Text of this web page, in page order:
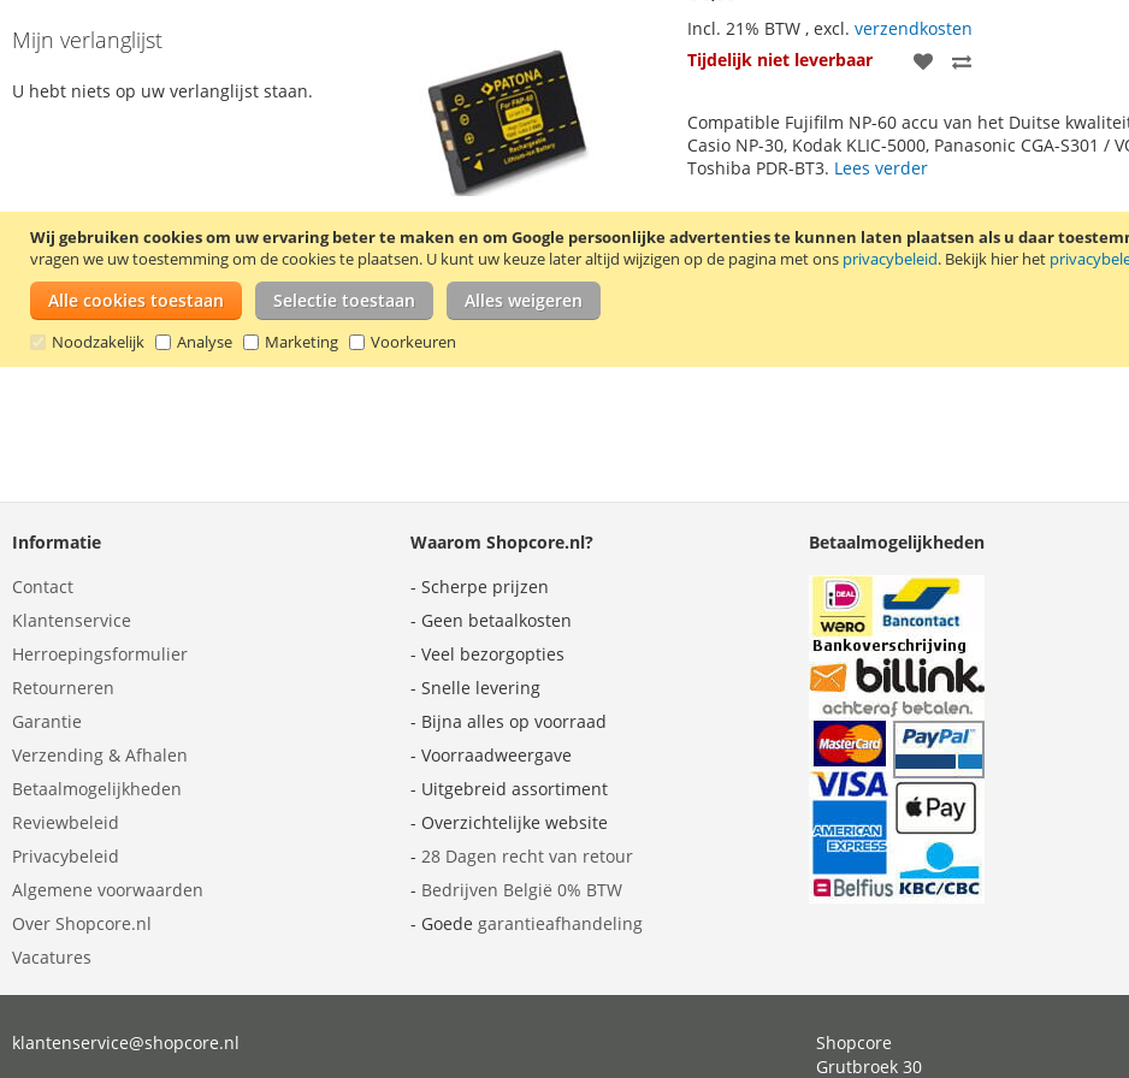
Wij gebruiken cookies om uw ervaring beter te maken en om Google persoonlijke advertenties te kunnen laten plaatsen als u daar
vragen we uw toestemming om de cookies te plaatsen. U kunt uw keuze later altijd wijzigen op de pagina met ons privacybeleid. Bekijk hier het
Alle cookies toestaan Selectie toestaan Alles weigeren
Noodzakelijk Analyse Marketing Voorkeuren
Incl. 21% BTW , excl. verzendkosten
Tijdelijk niet leverbaar
VOEG
AANTE
Compatible Fujifilm NP-60 accu van het Duitse
Casio NP-30, Kodak KLIC-5000, Panasonic CGA-S301 /
Toshiba PDR-BT3. Lees verder
Mijn verlanglijst
U hebt niets op uw verlanglijst staan.
Informatie
Contact
Klantenservice
Herroepingsformulier
Retourneren
Garantie
Verzending & Afhalen
Betaalmogelijkheden
Reviewbeleid
Privacybeleid
Algemene voorwaarden
Over Shopcore.nl
Vacatures
Waarom Shopcore.nl?
- Scherpe prijzen
- Geen betaalkosten
- Veel bezorgopties
- Snelle levering
- Bijna alles op voorraad
- Voorraadweergave
- Uitgebreid assortiment
- Overzichtelijke website
- 28 Dagen recht van retour
- Bedrijven België 0% BTW
- Goede garantieafhandeling
Betaalmogelijkheden
klantenservice@shopcore.nl
Shopcore
Grutbroek 30